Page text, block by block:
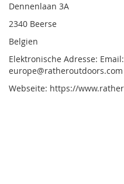
Dennenlaan 3A
2340 Beerse
Belgien
Elektronische Adresse:
europe@ratheroutdoors.com
Webseite: https://